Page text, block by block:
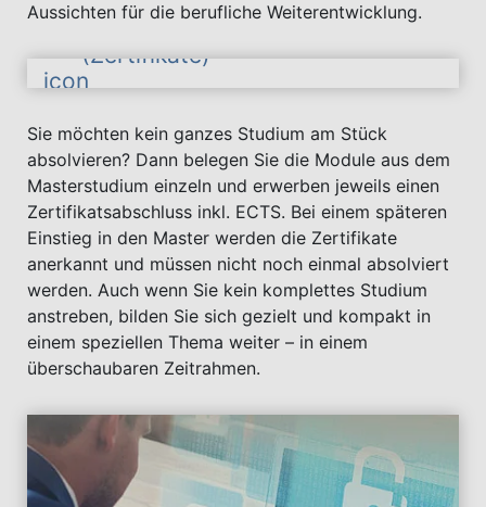
Aussichten für die berufliche Weiterentwicklung.
Digitale Forensik
(Zertifikate)
Sie möchten kein ganzes Studium am Stück
absolvieren? Dann belegen Sie die Module aus dem
Masterstudium einzeln und erwerben jeweils einen
Zertifikatsabschluss inkl. ECTS. Bei einem späteren
Einstieg in den Master werden die Zertifikate
anerkannt und müssen nicht noch einmal absolviert
werden. Auch wenn Sie kein komplettes Studium
anstreben, bilden Sie sich gezielt und kompakt in
einem speziellen Thema weiter – in einem
überschaubaren Zeitrahmen.